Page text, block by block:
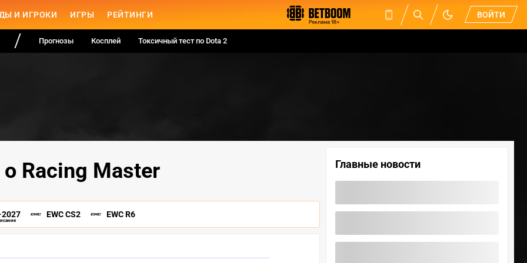
И ИГРОКИ ИГРЫ РЕЙТИНГИ ВОЙТИ
Прогнозы Косплей Токсичный тест по Dota 2
Racing Master
EWC CS2 EWC R6
Главные новости